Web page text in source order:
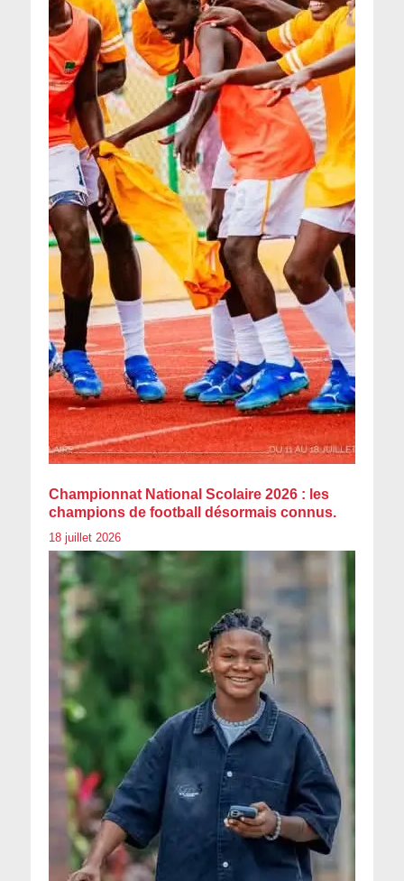
Championnat National Scolaire 2026 : les
champions de football désormais connus.
18 juillet 2026